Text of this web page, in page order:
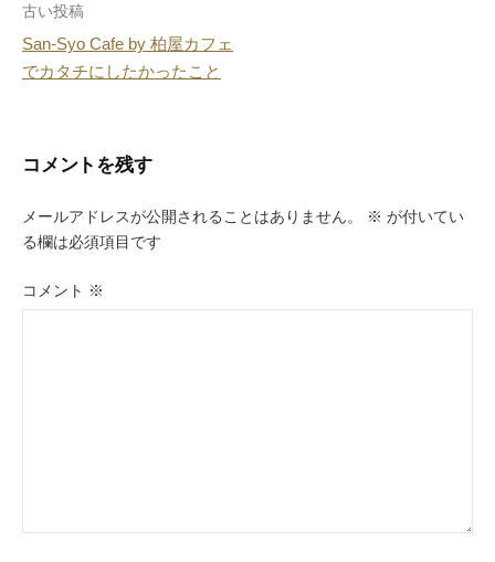
投
稿
ゲ
ー
シ
ョ
古い投稿
San-Syo Cafe by 柏屋カフェ
でカタチにしたかったこと
コメントを残す
メールアドレスが公開されることはありません。 ※ が付いてい
る欄は必須項目です
コメント ※